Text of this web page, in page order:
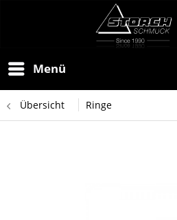
Menü
Übersicht Ringe